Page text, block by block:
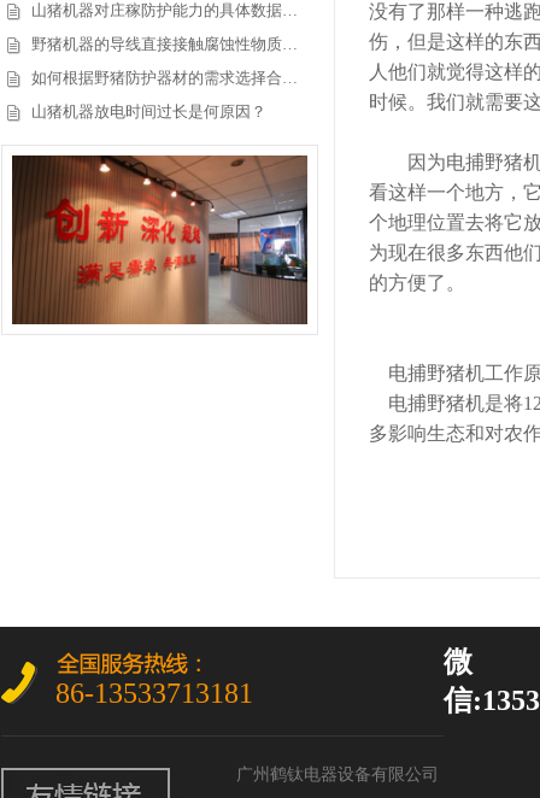
山猪机器对庄稼防护能力的具体数据…
野猪机器的导线直接接触腐蚀性物质…
如何根据野猪防护器材的需求选择合…
山猪机器放电时间过长是何原因？
没有了那样一种逃
伤，但是这样的东
人他们就觉得这样
时候。我们就需要
因为电捕野猪机
看这样一个地方，
个地理位置去将它
为现在很多东西他
的方便了。
电捕野猪机工作
电捕野猪机是将
多影响生态和对农
86-13533713181
微
信
广州鹤钛电器设备有限公司